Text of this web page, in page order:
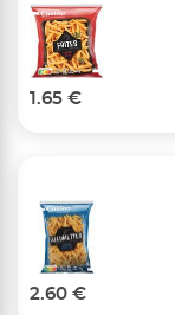
1.65 €
2.60 €